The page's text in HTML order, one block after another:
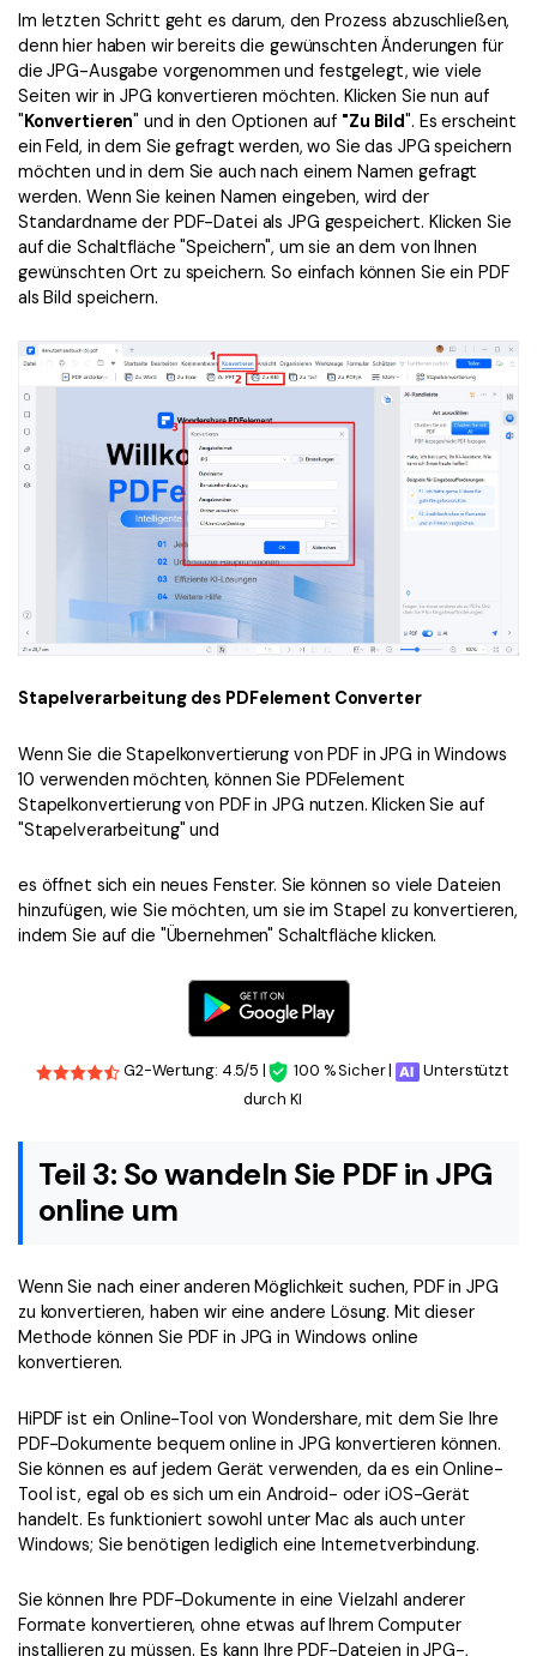
Im letzten Schritt geht es darum, den Prozess abzuschließen,
denn hier haben wir bereits die gewünschten Änderungen für
die JPG-Ausgabe vorgenommen und festgelegt, wie viele
Seiten wir in JPG konvertieren möchten. Klicken Sie nun auf
"Konvertieren" und in den Optionen auf "Zu Bild". Es erscheint
ein Feld, in dem Sie gefragt werden, wo Sie das JPG speichern
möchten und in dem Sie auch nach einem Namen gefragt
werden. Wenn Sie keinen Namen eingeben, wird der
Standardname der PDF-Datei als JPG gespeichert. Klicken Sie
auf die Schaltfläche "Speichern", um sie an dem von Ihnen
gewünschten Ort zu speichern. So einfach können Sie ein PDF
als Bild speichern.
Stapelverarbeitung des PDFelement Converter
Wenn Sie die Stapelkonvertierung von PDF in JPG in Windows
10 verwenden möchten, können Sie PDFelement
Stapelkonvertierung von PDF in JPG nutzen. Klicken Sie auf
"Stapelverarbeitung" und
es öffnet sich ein neues Fenster. Sie können so viele Dateien
hinzufügen, wie Sie möchten, um sie im Stapel zu konvertieren,
indem Sie auf die "Übernehmen" Schaltfläche klicken.
G2-Wertung: 4.5/5 | 100 % Sicher |
Unterstützt
durch KI
Teil 3: So wandeln Sie PDF in JPG
online um
Wenn Sie nach einer anderen Möglichkeit suchen, PDF in JPG
zu konvertieren, haben wir eine andere Lösung. Mit dieser
Methode können Sie PDF in JPG in Windows online
konvertieren.
HiPDF ist ein Online-Tool von Wondershare, mit dem Sie Ihre
PDF-Dokumente bequem online in JPG konvertieren können.
Sie können es auf jedem Gerät verwenden, da es ein Online-
Tool ist, egal ob es sich um ein Android- oder iOS-Gerät
handelt. Es funktioniert sowohl unter Mac als auch unter
Windows; Sie benötigen lediglich eine Internetverbindung.
Sie können Ihre PDF-Dokumente in eine Vielzahl anderer
Formate konvertieren, ohne etwas auf Ihrem Computer
installieren zu müssen. Es kann Ihre PDF-Dateien in JPG-,